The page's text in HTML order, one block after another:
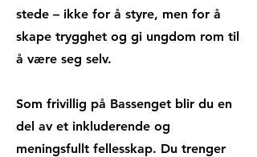
stede – ikke for å styre, men for å
skape trygghet og gi ungdom rom til
å være seg selv.
Som frivillig på Bassenget blir du en
del av et inkluderende og
meningsfullt fellesskap. Du trenger